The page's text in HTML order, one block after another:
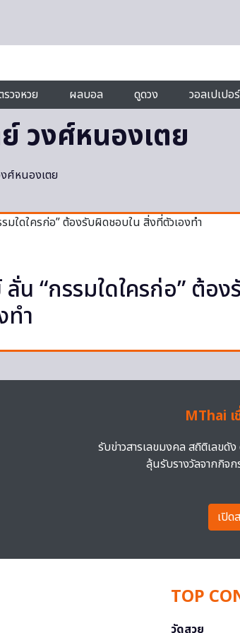
รวจหวย ผลบอล ดูดวง วอลเปเปอ
วงศ์หนองเตย
ศ์หนองเตย
น “กรรมใดใครก่อ” ต้อ
ทำ
MThai เ
รับข่าวสารเลขมงคล สถิติเลขดั
ลุ้นรับรางวัลจากกิจ
เปิด
TOP
วัดสวย